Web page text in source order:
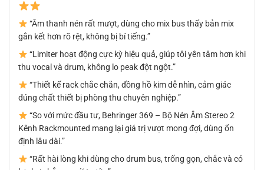
“Âm thanh nén rất mượt, dùng cho mix bus thấy bản mix
gắn kết hơn rõ rệt, không bị bí tiếng.”
“Limiter hoạt động cực kỳ hiệu quả, giúp tôi yên tâm hơn khi
thu vocal và drum, không lo peak đột ngột.”
“Thiết kế rack chắc chắn, đồng hồ kim dễ nhìn, cảm giác
đúng chất thiết bị phòng thu chuyên nghiệp.”
“So với mức đầu tư, Behringer 369 – Bộ Nén Âm Stereo 2
Kênh Rackmounted mang lại giá trị vượt mong đợi, dùng ổn
định lâu dài.”
“Rất hài lòng khi dùng cho drum bus, trống gọn, chắc và có